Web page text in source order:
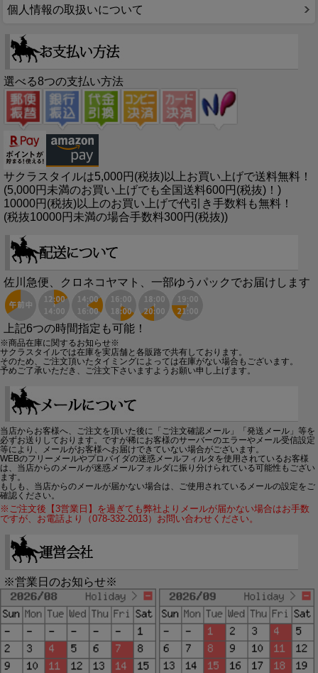
個人情報の取扱いについて
選べる8つの支払い方法
サクラスタイルは5,000円(税抜)以上お買い上げで送料無料！
(5,000円未満のお買い上げでも全国送料600円(税抜)！)
10000円(税抜)以上のお買い上げで代引き手数料も無料！
(税抜10000円未満の場合手数料300円(税抜))
佐川急便、クロネコヤマト、一部ゆうパックでお届けします
上記6つの時間指定も可能！
※商品在庫に関するお知らせ※
サクラスタイルでは在庫を実店舗と各販路で共有しております。
そのため、ご注文頂いたタイミングによっては在庫がない場合もございます。
予めご了承いただき、ご注文下さいますようお願い申し上げます。
当店からお客様へ、ご注文を頂いた後に「ご注文確認メール」「発送メール」等を
必ずお送りしております。ですが稀にお客様のサーバーのエラーやメール受信設定
等により、メールがお客様へお届けできていない場合がございます。
WEBのフリーメールやプロバイダの迷惑メールフィルタを使用されているお客様
は、当店からのメールが迷惑メールフォルダに振り分けられている可能性もござい
ます。
もしも、当店からのメールが届かない場合は、ご使用されているメールの設定をご
確認ください。
※ご注文後【3営業日】を過ぎても弊社よりメールが届かない場合はお手数
ですが、お電話より（078-332-2013）お問い合わせください。
※営業日のお知らせ※